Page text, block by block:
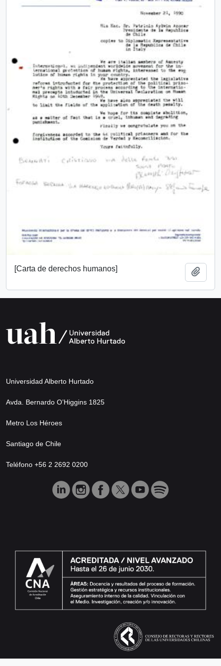
[Carta de derechos humanos]
Universidad Alberto Hurtado
Avda. Bernardo O’Higgins 1825
Metro Los Héroes
Santiago de Chile
Teléfono +56 2 2692 0200